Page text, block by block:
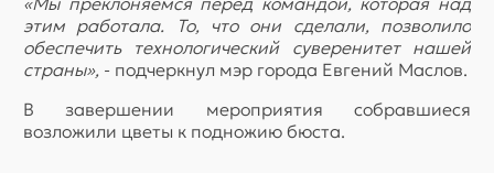
этим работала. То, что они сделали, позволило
обеспечить технологический суверенитет нашей
страны», - подчеркнул мэр города Евгений Маслов.
В завершении мероприятия собравшиеся
возложили цветы к подножию бюста.